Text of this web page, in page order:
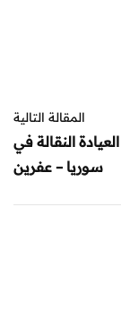
المقالة التالية
النقالة في
سوريا – عفرين